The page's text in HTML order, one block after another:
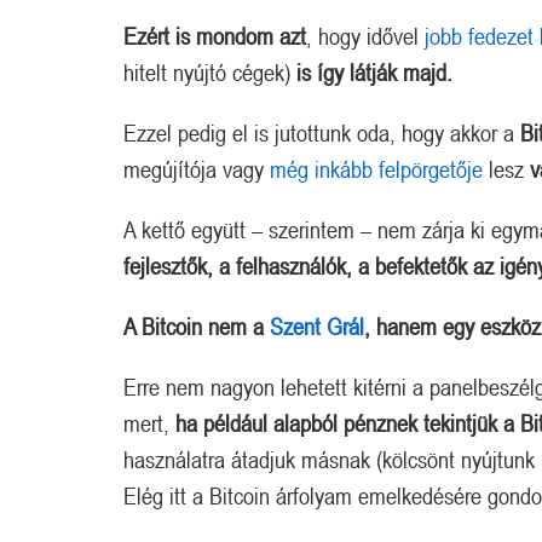
Ezért is mondom azt , hogy idővel jobb
hitelt nyújtó cégek) is így látják majd.
Ezzel pedig el is jutottunk oda, hogy akkor a
megújítója vagy még inkább felpörgetője lesz
A kettő együtt – szerintem – nem zárja ki
fejlesztők, a felhasználók, a befektetők az
A Bitcoin nem a Szent Grál, hanem egy eszköz
Erre nem nagyon lehetett kitérni a
mert, ha például alapból pénznek tekintjük a
használatra átadjuk másnak (kölcsönt
Elég itt a Bitcoin árfolyam emelkedésére